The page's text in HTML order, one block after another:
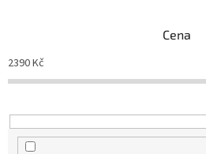
o
d
k
t
Cena
2390Kč